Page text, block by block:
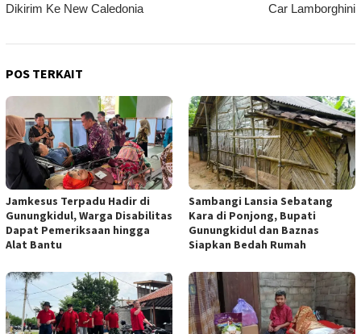
Dikirim Ke New Caledonia
Car Lamborghini
POS TERKAIT
Jamkesus Terpadu Hadir di
Gunungkidul, Warga Disabilitas
Dapat Pemeriksaan hingga
Alat Bantu
Sambangi Lansia Sebatang
Kara di Ponjong, Bupati
Gunungkidul dan Baznas
Siapkan Bedah Rumah